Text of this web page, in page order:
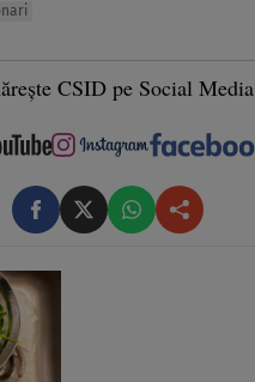
CSID pe Social Media